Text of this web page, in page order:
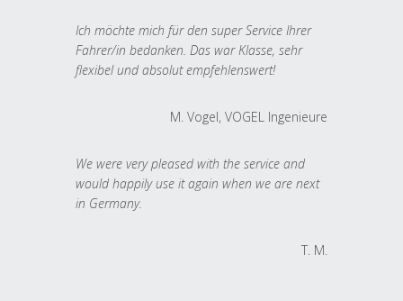
Ich möchte mich für den super Service Ihrer
Fahrer/in bedanken. Das war Klasse, sehr
flexibel und absolut empfehlenswert!
M. Vogel, VOGEL Ingenieure
We were very pleased with the service and
would happily use it again when we are next
in Germany.
T. M.